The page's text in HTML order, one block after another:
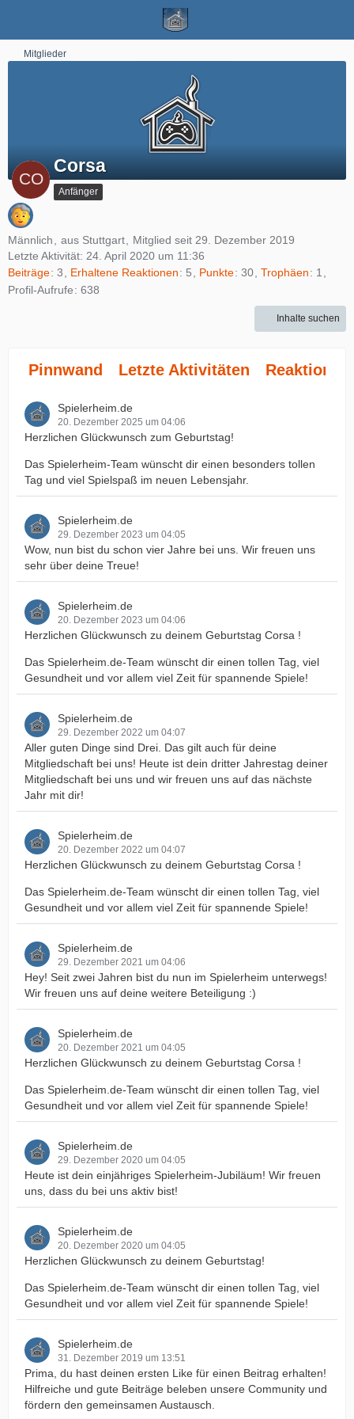
Mitglieder
Corsa
Anfänger
Männlich aus Stuttgart
Mitglied seit 29. Dezember 2019
Letzte Aktivität: 24. April 2020 um 11:36
Beiträge 3 Erhaltene Reaktionen 5 Punkte 30 Trophäen
1
Profil-Aufrufe
638
Inhalte suchen
Pinnwand Letzte Aktivitäten Reaktionen
Spielerheim.de
20. Dezember 2025 um 04:06
Herzlichen Glückwunsch zum Geburtstag!
Das Spielerheim-Team wünscht dir einen besonders tollen
Tag und viel Spielspaß im neuen Lebensjahr.
Spielerheim.de
29. Dezember 2023 um 04:05
Wow, nun bist du schon vier Jahre bei uns. Wir freuen uns
sehr über deine Treue!
Spielerheim.de
20. Dezember 2023 um 04:06
Herzlichen Glückwunsch zu deinem Geburtstag Corsa !
Das Spielerheim.de-Team wünscht dir einen tollen Tag, viel
Gesundheit und vor allem viel Zeit für spannende Spiele!
Spielerheim.de
29. Dezember 2022 um 04:07
Aller guten Dinge sind Drei. Das gilt auch für deine
Mitgliedschaft bei uns! Heute ist dein dritter Jahrestag deiner
Mitgliedschaft bei uns und wir freuen uns auf das nächste
Jahr mit dir!
Spielerheim.de
20. Dezember 2022 um 04:07
Herzlichen Glückwunsch zu deinem Geburtstag Corsa !
Das Spielerheim.de-Team wünscht dir einen tollen Tag, viel
Gesundheit und vor allem viel Zeit für spannende Spiele!
Spielerheim.de
29. Dezember 2021 um 04:06
Hey! Seit zwei Jahren bist du nun im Spielerheim unterwegs!
Wir freuen uns auf deine weitere Beteiligung :)
Spielerheim.de
20. Dezember 2021 um 04:05
Herzlichen Glückwunsch zu deinem Geburtstag Corsa !
Das Spielerheim.de-Team wünscht dir einen tollen Tag, viel
Gesundheit und vor allem viel Zeit für spannende Spiele!
Spielerheim.de
29. Dezember 2020 um 04:05
Heute ist dein einjähriges Spielerheim-Jubiläum! Wir freuen
uns, dass du bei uns aktiv bist!
Spielerheim.de
20. Dezember 2020 um 04:05
Herzlichen Glückwunsch zu deinem Geburtstag!
Das Spielerheim.de-Team wünscht dir einen tollen Tag, viel
Gesundheit und vor allem viel Zeit für spannende Spiele!
Spielerheim.de
31. Dezember 2019 um 13:51
Prima, du hast deinen ersten Like für einen Beitrag erhalten!
Hilfreiche und gute Beiträge beleben unsere Community und
fördern den gemeinsamen Austausch.